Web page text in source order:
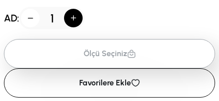
AD:
Ölçü Seçiniz
Favorilere Ekle